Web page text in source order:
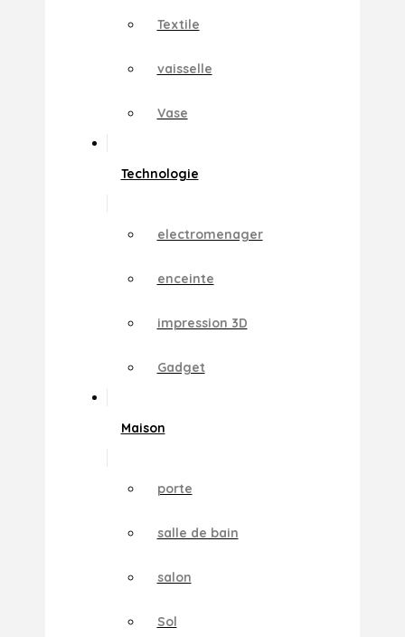
Textile
vaisselle
Vase
Technologie
electromenager
enceinte
impression 3D
Gadget
Maison
porte
salle de bain
salon
Sol